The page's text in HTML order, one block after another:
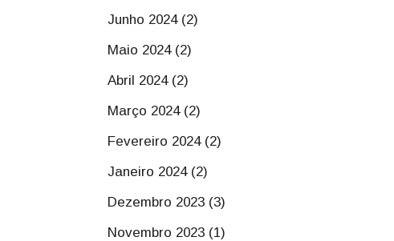
Junho 2024 (2)
Maio 2024 (2)
Abril 2024 (2)
Março 2024 (2)
Fevereiro 2024 (2)
Janeiro 2024 (2)
Dezembro 2023 (3)
Novembro 2023 (1)